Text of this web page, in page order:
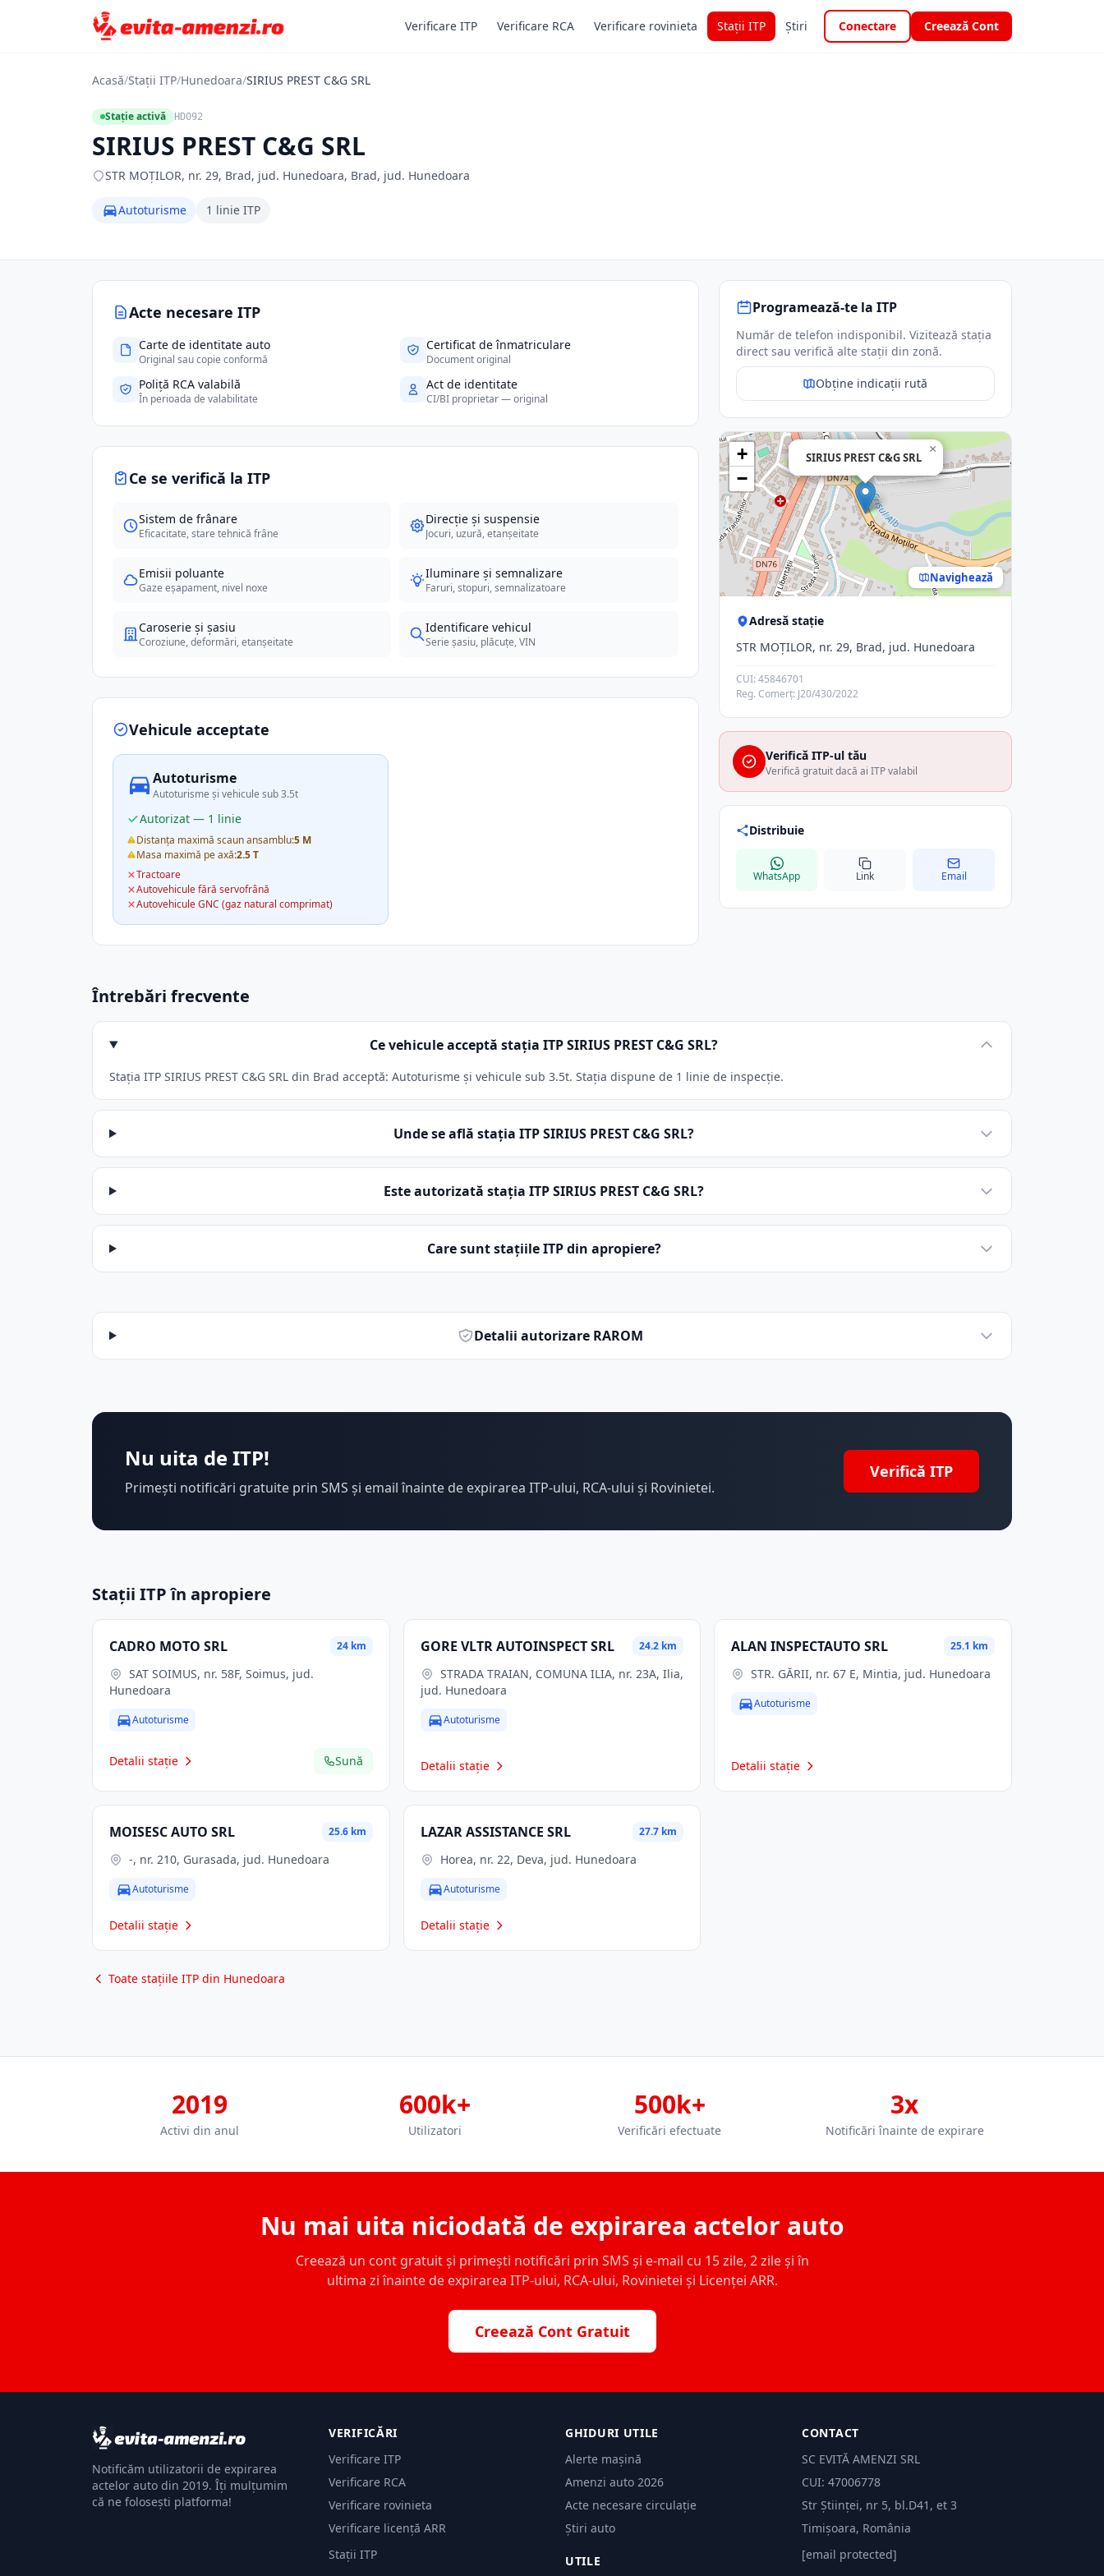
Verificare ITP Verificare RCA Verificare rovinieta Stații ITP Știri Conectare Creează Cont
Acasă/Stații ITP/Hunedoara/SIRIUS PREST C&G SRL
Stație activă HD092
SIRIUS PREST C&G SRL
STR MOŢILOR, nr. 29, Brad, jud. Hunedoara, Brad, jud. Hunedoara
Autoturisme 1 linie ITP
Acte necesare ITP
Carte de identitate auto
Original sau copie conformă
Certificat de înmatriculare
Document original
Poliță RCA valabilă
În perioada de valabilitate
Act de identitate
CI/BI proprietar — original
Ce se verifică la ITP
Sistem de frânare
Eficacitate, stare tehnică frâne
Direcție și suspensie
Jocuri, uzură, etanșeitate
Emisii poluante
Gaze eșapament, nivel noxe
Iluminare și semnalizare
Faruri, stopuri, semnalizatoare
Caroserie și șasiu
Coroziune, deformări, etanșeitate
Identificare vehicul
Serie șasiu, plăcuțe, VIN
Vehicule acceptate
Autoturisme
Autoturisme și vehicule sub 3.5t
Autorizat — 1 linie
Distanța maximă scaun ansamblu:5 M
Masa maximă pe axă:2.5 T
Tractoare
Autovehicule fără servofrână
Autovehicule GNC (gaz natural comprimat)
Programează-te la ITP
Număr de telefon indisponibil. Vizitează stația
direct sau verifică alte stații din zonă.
Obține indicații rută
SIRIUS PREST C&G SRL
×
+
−
Navighează
Adresă stație
STR MOŢILOR, nr. 29, Brad, jud. Hunedoara
CUI: 45846701
Reg. Comerț: J20/430/2022
Verifică ITP-ul tău
Verifică gratuit dacă ai ITP valabil
Distribuie
WhatsApp Link Email
Întrebări frecvente
Ce vehicule acceptă stația ITP SIRIUS PREST C&G SRL?
Stația ITP SIRIUS PREST C&G SRL din Brad acceptă: Autoturisme și vehicule sub 3.5t. Stația dispune de 1 linie de inspecție.
Unde se află stația ITP SIRIUS PREST C&G SRL?
Este autorizată stația ITP SIRIUS PREST C&G SRL?
Care sunt stațiile ITP din apropiere?
Detalii autorizare RAROM
Nu uita de ITP!
Primești notificări gratuite prin SMS și email înainte de expirarea ITP-ului, RCA-ului și Rovinietei.
Verifică ITP
Stații ITP în apropiere
CADRO MOTO SRL 24 km
Hunedoara
Autoturisme
Detalii stație Sună
GORE VLTR AUTOINSPECT SRL 24.2 km
jud. Hunedoara
Autoturisme
Detalii stație
ALAN INSPECTAUTO SRL 25.1 km
STR. GĂRII, nr. 67 E, Mintia, jud. Hunedoara
Autoturisme
Detalii stație
MOISESC AUTO SRL 25.6 km
-, nr. 210, Gurasada, jud. Hunedoara
Autoturisme
Detalii stație
LAZAR ASSISTANCE SRL 27.7 km
Horea, nr. 22, Deva, jud. Hunedoara
Autoturisme
Detalii stație
Toate stațiile ITP din Hunedoara
2019
Activi din anul
600k+
Utilizatori
500k+
Verificări efectuate
3x
Notificări înainte de expirare
Nu mai uita niciodată de expirarea actelor auto
Creează un cont gratuit și primești notificări prin SMS și e-mail cu 15 zile, 2 zile și în
ultima zi înainte de expirarea ITP-ului, RCA-ului, Rovinietei și Licenței ARR.
Creează Cont Gratuit
Notificăm utilizatorii de expirarea
actelor auto din 2019. Îți mulțumim
că ne folosești platforma!
VERIFICĂRI
Verificare ITP
Verificare RCA
Verificare rovinieta
Verificare licență ARR
Stații ITP
GHIDURI UTILE
Alerte mașină
Amenzi auto 2026
Acte necesare circulație
Știri auto
UTILE
CONTACT
SC EVITĂ AMENZI SRL
CUI: 47006778
Str Științei, nr 5, bl.D41, et 3
Timișoara, România
[email protected]